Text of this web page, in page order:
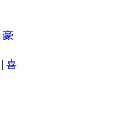
豪
| 喜